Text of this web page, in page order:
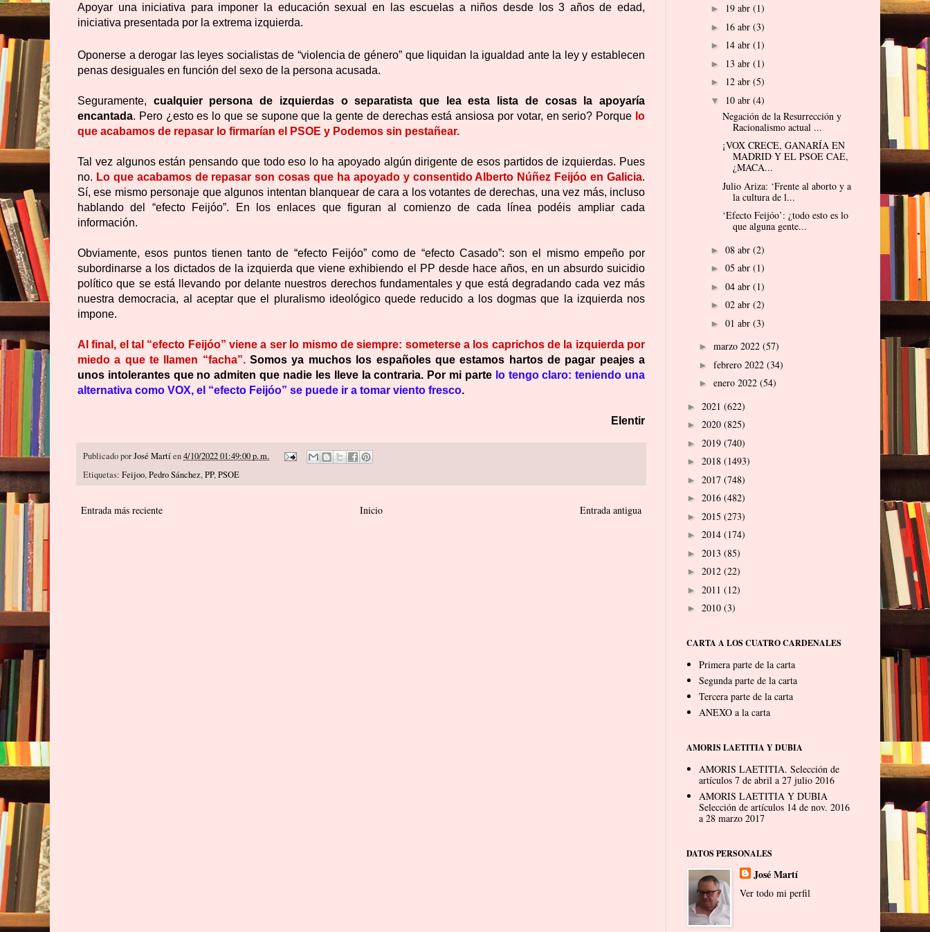
Apoyar una iniciativa para imponer la educación sexual en las escuelas a niños desde los 3 años de edad,
iniciativa presentada por la extrema izquierda.
Oponerse a derogar las leyes socialistas de “violencia de género” que liquidan la igualdad ante la leyy establecen
penas desiguales en función del sexo de la persona acusada.
Seguramente, cualquier persona de izquierdas o separatista que lea esta lista de cosas la apoyaría
encantada. Pero ¿esto es lo que se supone que la gente de derechas está ansiosa por votar, en serio? Porque lo
que acabamos de repasar lo firmarían el PSOE y Podemos sin pestañear.
Tal vez algunos están pensando que todo eso lo ha apoyado algún dirigente de esos partidos de izquierdas. Pues
no. Lo que acabamos de repasar son cosas que ha apoyado y consentido Alberto Núñez Feijóo en Galicia.
Sí, ese mismo personaje que algunos intentan blanquear de cara a los votantes de derechas, una vez más, incluso
hablando del “efecto Feijóo”. En los enlaces que figuran al comienzo de cada línea podéis ampliar cada
información.
Obviamente, esos puntos tienen tanto de “efecto Feijóo” como de “efecto Casado”: son el mismo empeño por
subordinarse a los dictados de la izquierda que viene exhibiendo el PP desde hace años, en un absurdo suicidio
político que se está llevando por delante nuestros derechos fundamentales y que está degradando cada vez más
nuestra democracia, al aceptar que el pluralismo ideológico quede reducido a los dogmas que la izquierda nos
impone.
Al final, el tal “efecto Feijóo” viene a ser lo mismo de siempre: someterse a los caprichos de la izquierda por
miedo a que te llamen “facha”.Somos ya muchos los españoles que estamos hartos de pagar peajes a
unos intolerantes que no admiten que nadie les lleve la contraria. Por mi parte lo tengo claro: teniendo una
alternativa como VOX, el “efecto Feijóo” se puede ir a tomar viento fresco.
Elentir
Publicado porJosé Martíen4/10/2022 01:49:00 p. m.
Etiquetas: Feijoo,Pedro Sánchez,PP,PSOE
Entrada más reciente Entrada antigua
Inicio
► 19 abr (1)
► 16 abr (3)
► 14 abr (1)
► 13 abr (1)
► 12 abr (5)
▼ 10 abr (4)
Negación de la Resurrección y
Racionalismo actual ...
¡VOX CRECE, GANARÍA EN
MADRID Y EL PSOE CAE,
¿MACA...
Julio Ariza: ‘Frente al aborto y a
la cultura de l...
‘Efecto Feijóo’: ¿todo esto es lo
que alguna gente...
► 08 abr (2)
► 05 abr (1)
► 04 abr (1)
► 02 abr (2)
► 01 abr (3)
► marzo 2022 (57)
► febrero 2022 (34)
► enero 2022 (54)
► 2021 (622)
► 2020 (825)
► 2019 (740)
► 2018 (1493)
► 2017 (748)
► 2016 (482)
► 2015 (273)
► 2014 (174)
► 2013 (85)
► 2012 (22)
► 2011 (12)
► 2010 (3)
CARTA A LOS CUATRO CARDENALES
Primera parte de la carta
Segunda parte de la carta
Tercera parte de la carta
ANEXO a la carta
AMORIS LAETITIA Y DUBIA
AMORIS LAETITIA. Selección de
artículos 7 de abril a 27 julio 2016
AMORIS LAETITIA Y DUBIA
Selección de artículos 14 de nov. 2016
a 28 marzo 2017
DATOS PERSONALES
José Martí
Ver todo mi perfil